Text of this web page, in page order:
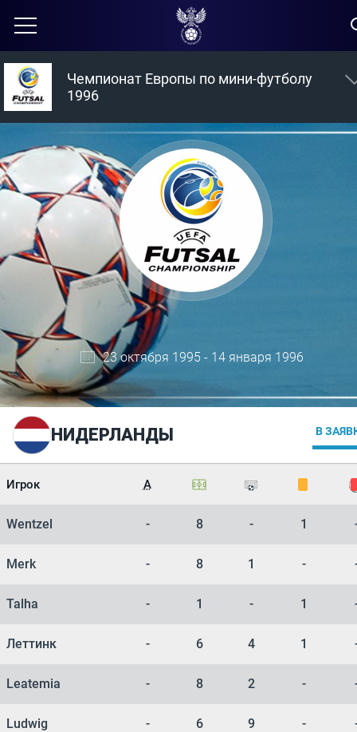
Чемпионат Европы по мини-футболу
1996
23 октября 1995 - 14 января 1996
НИДЕРЛАНДЫ В
Игрок А
Wentzel - 8 - 1
Merk - 8 1 -
Talha - 1 - 1
Леттинк - 6 4 1
Leatemia - 8 2 -
Ludwig - 6 9 -